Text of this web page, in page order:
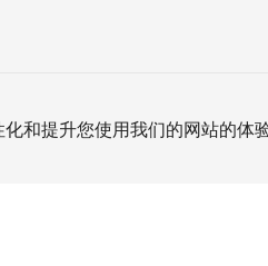
化和提升您使用我们的网站的体